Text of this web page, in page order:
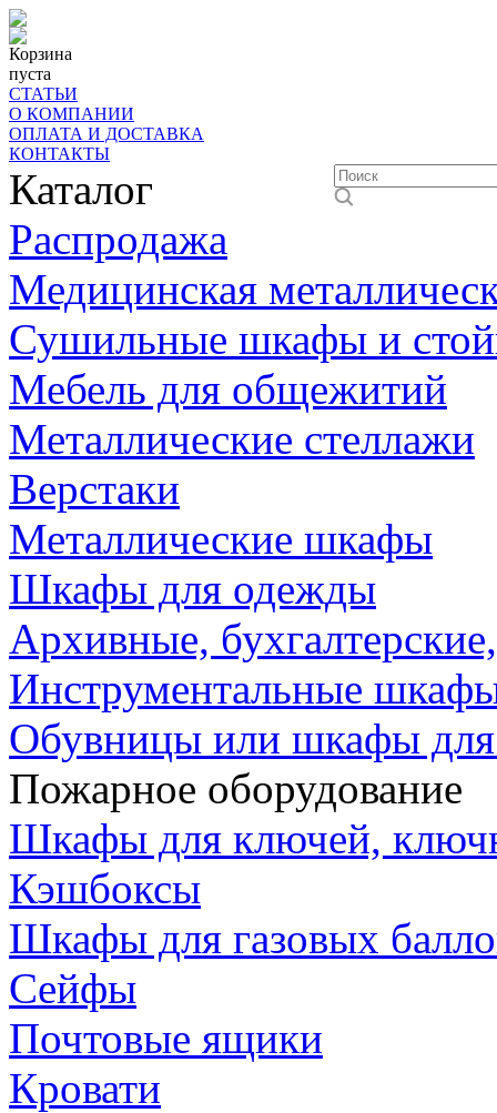
Корзина
пуста
СТАТЬИ
О КОМПАНИИ
ОПЛАТА И ДОСТАВКА
КОНТАКТЫ
Каталог
Распродажа
Медицинская
Сушильные шкафы и
Мебель для общежитий
Металлические стеллажи
Верстаки
Металлические шкафы
Шкафы для одежды
Архивные,
Инструментальные
Обувницы или шкафы
Пожарное оборудование
Шкафы для ключей,
Кэшбоксы
Шкафы для газовых
Сейфы
Почтовые ящики
Кровати